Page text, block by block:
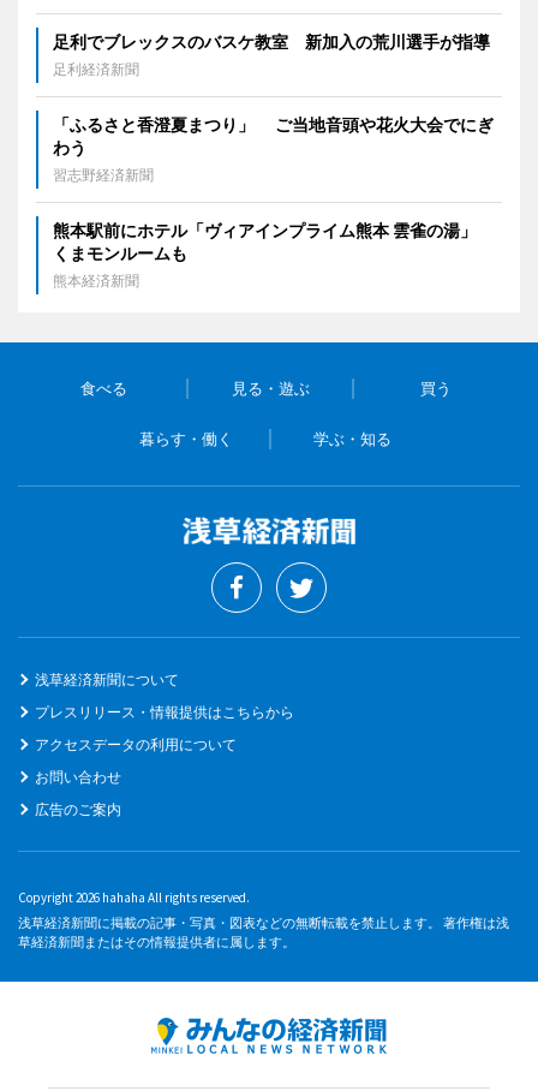
足利でブレックスのバスケ教室 新加入の荒川選手が指導
足利経済新聞
「ふるさと香澄夏まつり」 ご当地音頭や花火大会でにぎ
わう
習志野経済新聞
熊本駅前にホテル「ヴィアインプライム熊本 雲雀の湯」
くまモンルームも
熊本経済新聞
食べる 見る・遊ぶ 買う
暮らす・働く 学ぶ・知る
浅草経済新聞について
プレスリリース・情報提供はこちらから
アクセスデータの利用について
お問い合わせ
広告のご案内
Copyright 2026 hahaha All rights reserved.
浅草経済新聞に掲載の記事・写真・図表などの無断転載を禁止します。 著作権は浅
草経済新聞またはその情報提供者に属します。